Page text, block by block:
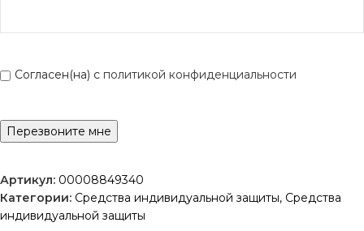
Согласен(на) с политикой конфиденциальности
Артикул: 00008849340
Категории: Средства индивидуальной защиты, Средства
индивидуальной защиты